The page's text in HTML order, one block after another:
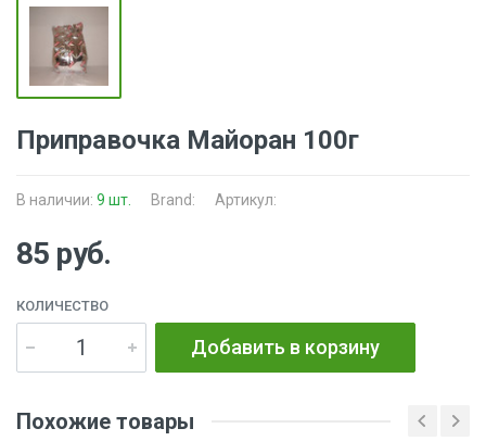
Приправочка Майоран 100г
В наличии: 9 шт. Brand: Артикул:
85 руб.
КОЛИЧЕСТВО
Добавить в корзину
Похожие товары